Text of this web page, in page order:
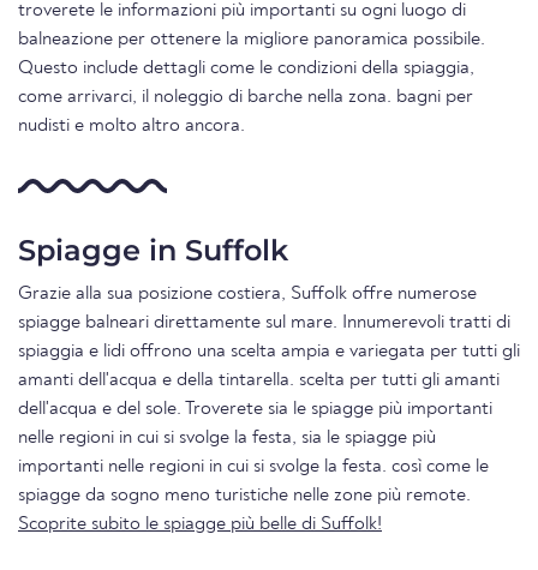
troverete le informazioni più importanti su ogni luogo di
balneazione per ottenere la migliore panoramica possibile.
Questo include dettagli come le condizioni della spiaggia,
come arrivarci, il noleggio di barche nella zona. bagni per
nudisti e molto altro ancora.
Spiagge in Suffolk
Grazie alla sua posizione costiera, Suffolk offre numerose
spiagge balneari direttamente sul mare. Innumerevoli tratti di
spiaggia e lidi offrono una scelta ampia e variegata per tutti gli
amanti dell'acqua e della tintarella. scelta per tutti gli amanti
dell'acqua e del sole. Troverete sia le spiagge più importanti
nelle regioni in cui si svolge la festa, sia le spiagge più
importanti nelle regioni in cui si svolge la festa. così come le
spiagge da sogno meno turistiche nelle zone più remote.
Scoprite subito le spiagge più belle di Suffolk!